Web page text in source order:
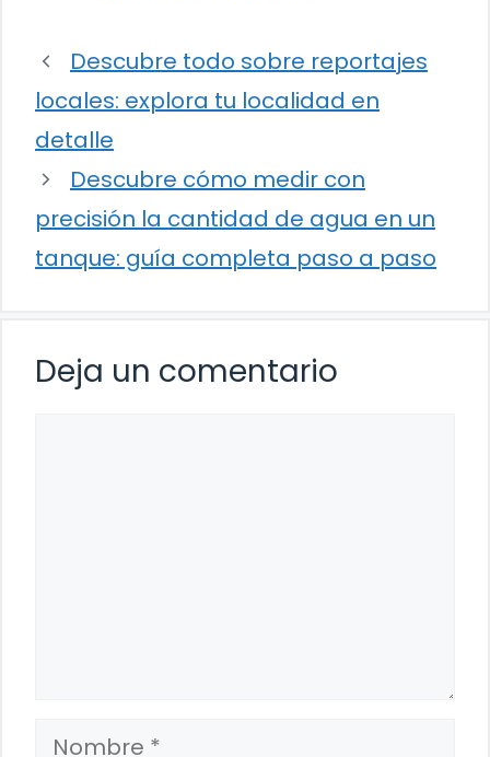
Descubre todo sobre reportajes
locales: explora tu localidad en
detalle
Descubre cómo medir con
precisión la cantidad de agua en un
tanque: guía completa paso a paso
Deja un comentario
Nombre